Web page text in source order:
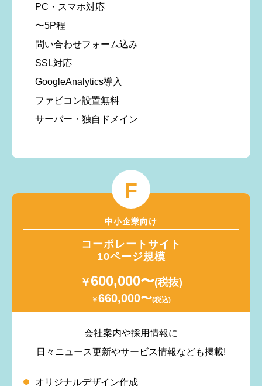
PC・スマホ対応
〜5P程
問い合わせフォーム込み
SSL対応
GoogleAnalytics導入
ファビコン設置無料
サーバー・独自ドメイン
F
中小企業向け
コーポレートサイト
10ページ規模
￥ 600,000〜(税抜)
￥660,000〜(税込)
会社案内や採用情報に
日々ニュース更新やサービス情報なども掲載!
オリジナルデザイン作成